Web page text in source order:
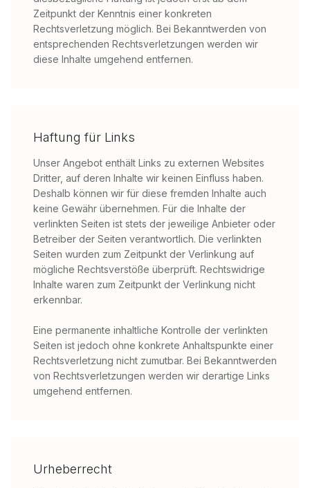
Zeitpunkt der Kenntnis einer konkreten
Rechtsverletzung möglich. Bei Bekanntwerden von
entsprechenden Rechtsverletzungen werden wir
diese Inhalte umgehend entfernen.
Haftung für Links
Unser Angebot enthält Links zu externen Websites
Dritter, auf deren Inhalte wir keinen Einfluss haben.
Deshalb können wir für diese fremden Inhalte auch
keine Gewähr übernehmen. Für die Inhalte der
verlinkten Seiten ist stets der jeweilige Anbieter oder
Betreiber der Seiten verantwortlich. Die verlinkten
Seiten wurden zum Zeitpunkt der Verlinkung auf
mögliche Rechtsverstöße überprüft. Rechtswidrige
Inhalte waren zum Zeitpunkt der Verlinkung nicht
erkennbar.
Eine permanente inhaltliche Kontrolle der verlinkten
Seiten ist jedoch ohne konkrete Anhaltspunkte einer
Rechtsverletzung nicht zumutbar. Bei Bekanntwerden
von Rechtsverletzungen werden wir derartige Links
umgehend entfernen.
Urheberrecht